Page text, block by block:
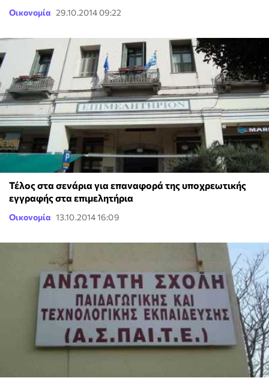
Οικονομία 29.10.2014 09:22
Τέλος στα σενάρια για επαναφορά της υποχρεωτικής
εγγραφής στα επιμελητήρια
Οικονομία 13.10.2014 16:09